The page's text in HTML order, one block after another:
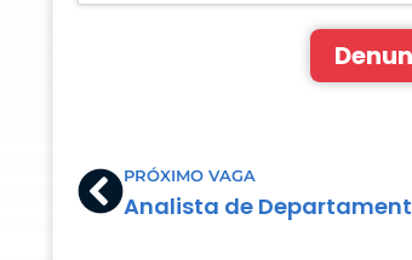
PrevPRÓXIMO VAGA